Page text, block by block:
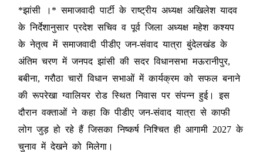
*झांसी ।* समाजवादी पार्टी के राष्ट्रीय अध्यक्ष अखिलेश यादव
के निर्देशानुसार प्रदेश सचिव व पूर्व जिला अध्यक्ष महेश कश्यप
के नेतृत्व में समाजवादी पीडीए जन-संवाद यात्रा बुंदेलखंड के
अंतिम चरण में जनपद झांसी की सदर विधानसभा मऊरानीपुर,
बबीना, गरौठा चारों विधान सभाओं में कार्यक्रम को सफल बनाने
की रूपरेखा ग्वालियर रोड स्थित निवास पर संपन्न हुई। इस
दौरान वक्ताओं ने कहा कि पीडीए जन-संवाद यात्रा से काफी
लोग जुड़ हो रहे हैं जिसका निष्कर्ष निश्चित ही आगामी 2027 के
चुनाव में देखने को मिलेगा।